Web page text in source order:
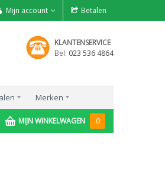
Betalen
Mijn account
KLANTENSERVICE
Bel: 023 536 4864
Merken
MIJN WINKELWAGEN 0